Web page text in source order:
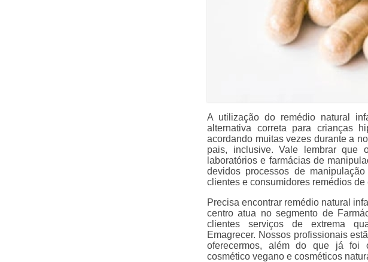
A utilização do remédio natural
alternativa correta para crianças
acordando muitas vezes durante a
pais, inclusive. Vale lembrar que
laboratórios e farmácias de
devidos processos de
clientes e consumidores remédios de
Precisa encontrar remédio natural
centro atua no segmento de
clientes serviços de extrema
Emagrecer. Nossos profissionais
oferecermos, além do que já foi
cosmético vegano e cosméticos